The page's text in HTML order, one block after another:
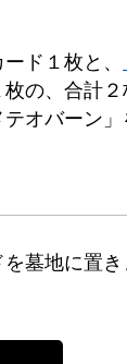
ド１枚と、
枚の、合計
オバーン
墓地に置